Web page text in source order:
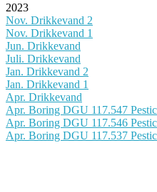
2023
Nov. Drikkevand 2
Nov. Drikkevand 1
Jun. Drikkevand
Juli. Drikkevand
Jan. Drikkevand 2
Jan. Drikkevand 1
Apr. Drikkevand
Apr. Boring DGU 117.547
Apr. Boring DGU 117.546
Apr. Boring DGU 117.537